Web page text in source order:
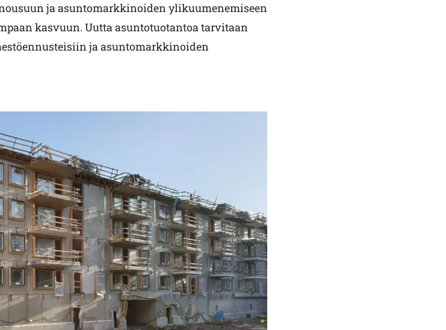
ja asuntomarkkinoiden ylikuumenemiseen
kasvuun. Uutta asuntotuotantoa tarvitaan
ja asuntomarkkinoiden